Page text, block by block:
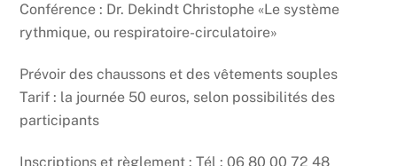
Conférence : Dr. Dekindt Christophe «Le système
rythmique, ou respiratoire-circulatoire»
Prévoir des chaussons et des vêtements souples
Tarif : la journée 50 euros, selon possibilités des
participants
Inscriptions et règlement : Tél : 06 80 00 72 48